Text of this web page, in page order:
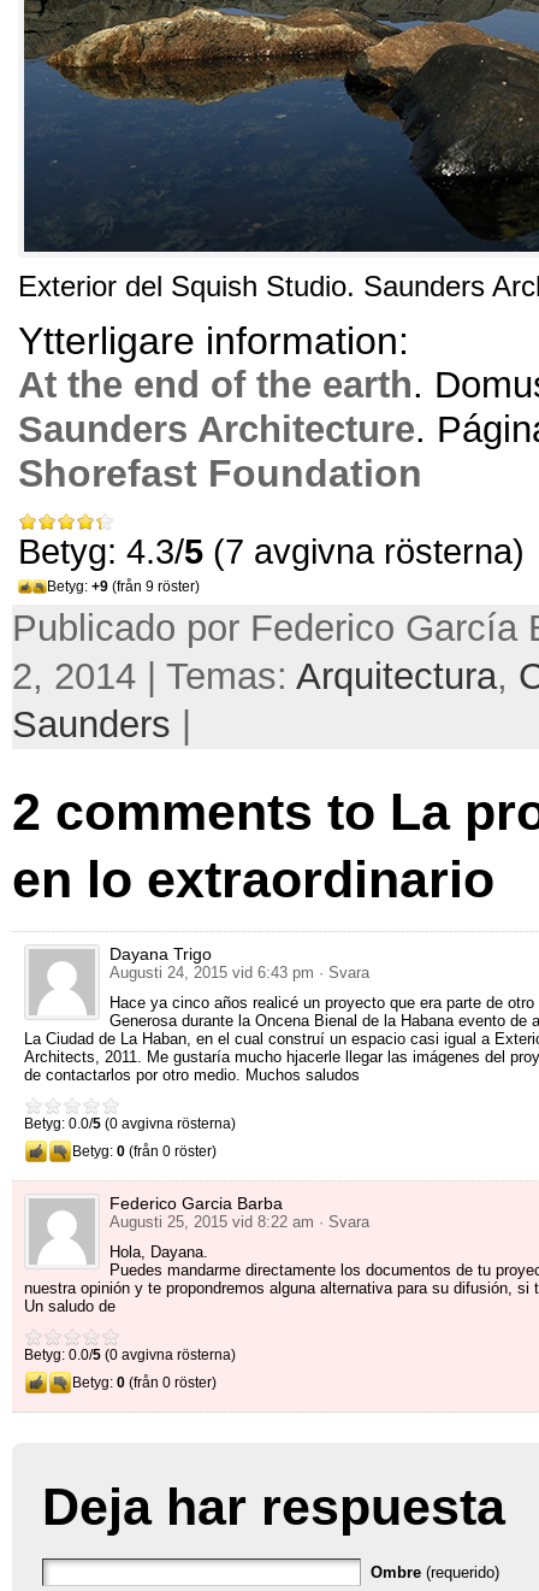
Exterior del Squish Studio. Saunders
Ytterligare information:
At the end of the earth.
Saunders Architecture.
Shorefast Foundation
Betyg: 4.3/5 (7 avgivna rösterna)
Betyg: +9 (från 9 röster)
Publicado por Federico García
2, 2014 | Temas: Arquitectura,
Saunders |
2 comments to La
en lo extraordinario
Dayana Trigo
Augusti 24, 2015 vid 6:43 pm · Svara
Hace ya cinco años realicé un proyecto que era parte de
Generosa durante la Oncena Bienal de la Habana evento de
La Ciudad de La Haban en el cual construí un espacio casi igual a
Architects , 2011. Me gustaría mucho hjacerle llegar las imágenes del
de contactarlos por otro medio Muchos saludos
Betyg: 0.0/5 (0 avgivna rösterna)
Betyg: 0 (från 0 röster)
Federico Garcia Barba
Augusti 25, 2015 vid 8:22 am · Svara
Hola Dayana
Puedes mandarme directamente los documentos de tu
nuestra opinión y te propondremos alguna alternativa para su difusión si
Un saludo de
Betyg: 0.0/5 (0 avgivna rösterna)
Betyg: 0 (från 0 röster)
Deja har respuesta
Ombre (requerido)